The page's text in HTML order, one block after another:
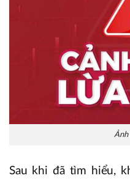
Ảnh
Sau khi đã tìm hiểu,